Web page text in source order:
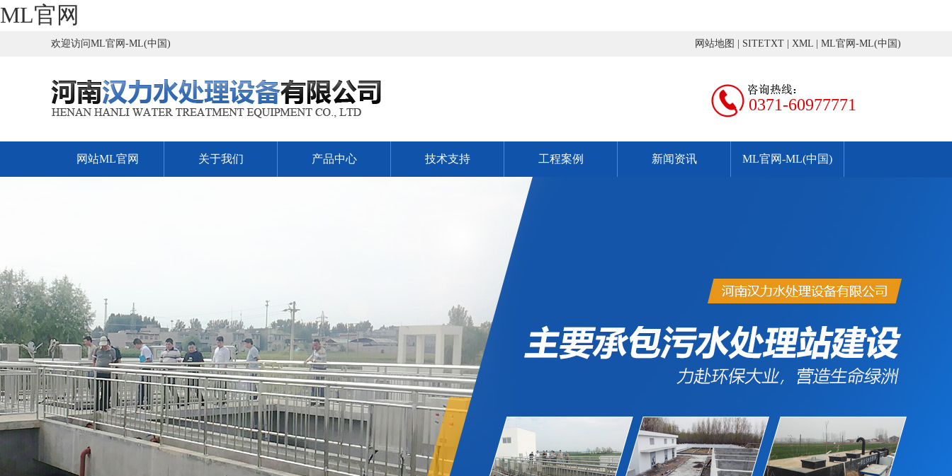
ML官网
欢迎访问ML官网-ML(中国) 网站地图 SITETXT XML ML官网-ML(中国)
0371-60977771
网站ML官网 关于我们 产品中心 技术支持 工程案例 新闻资讯 ML官网-ML(中国)